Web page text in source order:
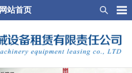
网站首页